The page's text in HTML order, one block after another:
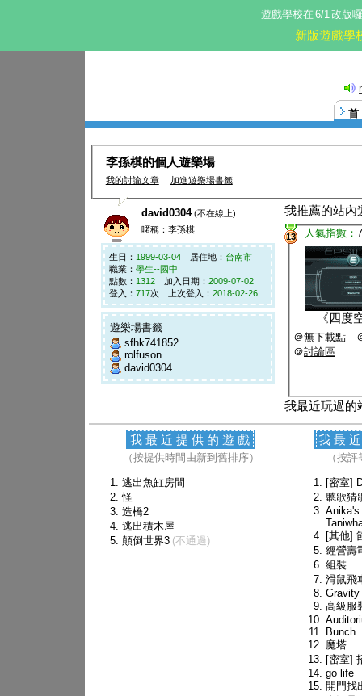
遊戲學校在 6/1改版
新版遊戲學
李孫棋的個人遊樂場
我的討論文章 加進遊樂場書籤
david0304(不在線上)
暱稱：李孫棋
生日： 1999-03-04 居住地： 台南市
職業： 學生--國中
點數： 1312 加入日期： 2009-07-02
登入： 717次 上次登入： 2018-02-26
遊樂場書籤
sfhk741852..
rolfuson
david0304
我推薦的站內
13 人氣指數：
《四度
＠無下載點
＠討論區
我最近玩過的
我最近提供的遊戲
（按提供時間由新到舊排序）
逃出魚缸房間
怪
造橋2
逃出積木屋
顛倒世界3 (不通過)
我最
（按
[密室]
聽歌猜
[其他]
經營壽
組裝
滑鼠飛
Gravity
高級服
Bunch
魔塔
[密室]
go life
開門找